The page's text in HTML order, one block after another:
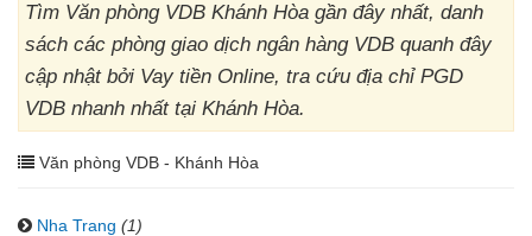
Tìm Văn phòng VDB Khánh Hòa gần đây nhất, danh
sách các phòng giao dịch ngân hàng VDB quanh đây
cập nhật bởi Vay tiền Online, tra cứu địa chỉ PGD
VDB nhanh nhất tại Khánh Hòa.
Văn phòng VDB - Khánh Hòa
Nha Trang (1)